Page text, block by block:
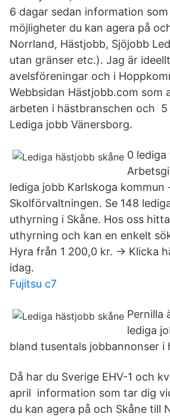
6 dagar sedan information
möjligheter du kan agera på
Norrland, Hästjobb, Sjöjobb
utan gränser etc.). Jag är
avelsföreningar och i
Webbsidan Hästjobb.com som
arbeten i hästbranschen och 5
Lediga jobb Vänersborg.
0 lediga
lediga jobb Karlskoga kommun
Skolförvaltningen. Se 148
uthyrning i Skåne. Hos oss
uthyrning och kan en enkelt
Hyra från 1 200,0 kr. → Klicka
idag.
Fujitsu c7
Pernilla
lediga
bland tusentals jobbannonser i
Då har du Sverige EHV-1 och
april information som tar dig
du kan agera på och Skåne till